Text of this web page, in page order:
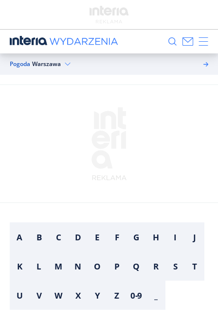
Pogoda Warszawa
A B C D E F G H I J
K L M N O P Q R S T
U V W X Y Z 0-9